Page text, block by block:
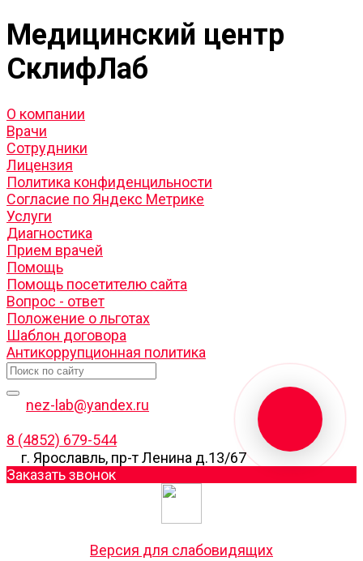
Медицинский центр
СклифЛаб
О компании
Врачи
Сотрудники
Лицензия
Политика конфиденцильности
Согласие по Яндекс Метрике
Услуги
Диагностика
Прием врачей
Помощь
Помощь посетителю сайта
Вопрос - ответ
Положение о льготах
Шаблон договора
Антикоррупционная политика
nez-lab@yandex.ru
8 (4852) 679-544
г. Ярославль, пр-т Ленина д.13/67
Заказать звонок
Версия для слабовидящих